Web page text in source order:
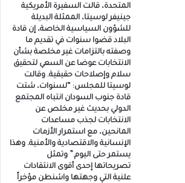
المتحدة، قالت السفيرة الأمريكية
جينيفر لوسيتا، الممثلة البديلة
للشؤون السياسية الخاصة، إن قادة
البلاد قضوا سنوات في تقديم ما
وصفته بالتزامات غير مخلصة بشأن
الانتخابات عوضا عن السعي لتحقيق
سلام وإصلاحات حقيقية. وقالت
لوسيتا للمجلس: “لسنوات، شتت
قادة جنوب السودان انتباه المجتمع
الدولي بحديث غير مخلص عن
الانتخابات لجذب مساعدات
المانحين، مع استمرار الأزمات
الإنسانية والاقتصادية والأمنية. وهذا
يستمر حتى اليوم.” وتمثل
تصريحاتها إحدى أقوى الانتقادات
علنية التي وجهتها واشنطن مؤخراً